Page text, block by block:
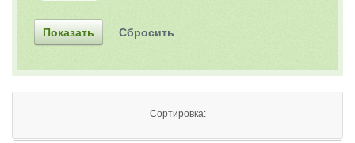
Сортировка: